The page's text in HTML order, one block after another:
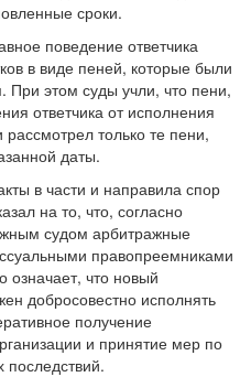
сроки.
поведение ответчика
в виде пеней, которые были
При этом суды учли, что пени,
ответчика от исполнения
только те пени,
даты.
в части и направила спор
на то, что, согласно
судом арбитражные
правопреемниками
что новый
добросовестно исполнять
получение
и принятие мер по